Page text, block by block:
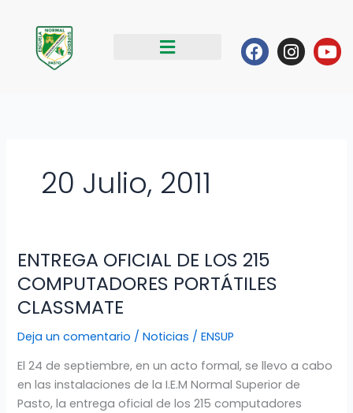
contenido
Facebook
20 Julio, 2011
ENTREGA OFICIAL DE LOS 215
COMPUTADORES PORTÁTILES
CLASSMATE
Deja un comentario /Noticias /ENSUP
El 24 de septiembre, en un acto formal, se llevo a cabo
en las instalaciones de la I.E.M Normal Superior de
Pasto, la entrega oficial de los 215 computadores
ENTREGA
OFICIAL
DE
LOS
215
PORTÁTILES
CLASSMATE